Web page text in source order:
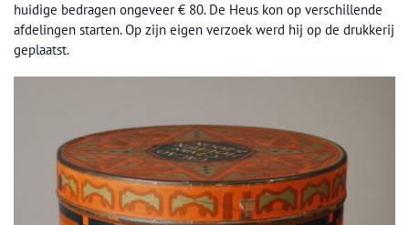
huidige bedragen ongeveer € 80. De Heus kon op verschillende
afdelingen starten. Op zijn eigen verzoek werd hij op de drukkerij
geplaatst.